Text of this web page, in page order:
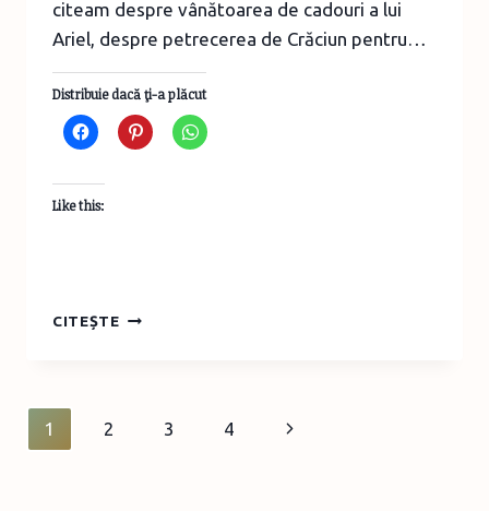
citeam despre vânătoarea de cadouri a lui
Ariel, despre petrecerea de Crăciun pentru…
Distribuie dacă ţi-a plăcut
Like this:
CITEȘTESOFIA
Page
1 2 3 4
Next